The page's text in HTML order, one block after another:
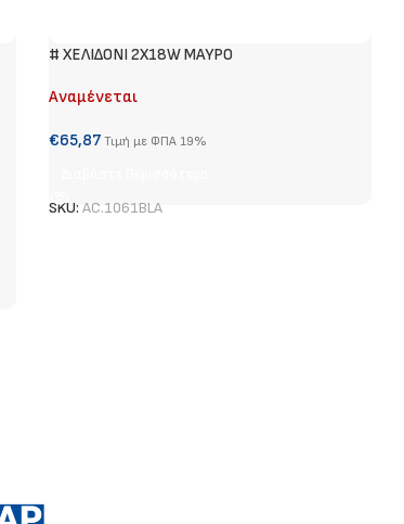
# ΧΕΛΙΔΟΝΙ 2Χ18W ΜΑΥΡΟ
Αναμένεται
€65,87 Τιμή με ΦΠΑ 19%
SKU: AC.1061BLA